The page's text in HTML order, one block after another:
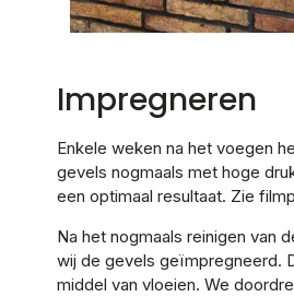
Impregneren
Enkele weken na het voegen
gevels nogmaals met hoge
een optimaal resultaat. Zie
Na het nogmaals reinigen van
wij de gevels geïmpregneerd.
middel van vloeien. We